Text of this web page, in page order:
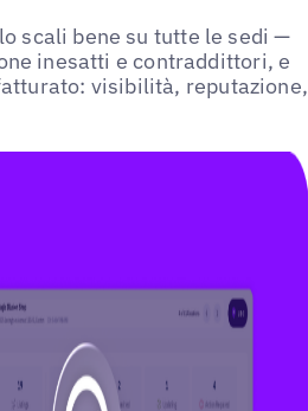
scali bene su tutte le sedi —
inesatti e contraddittori, e
visibilità, reputazione,